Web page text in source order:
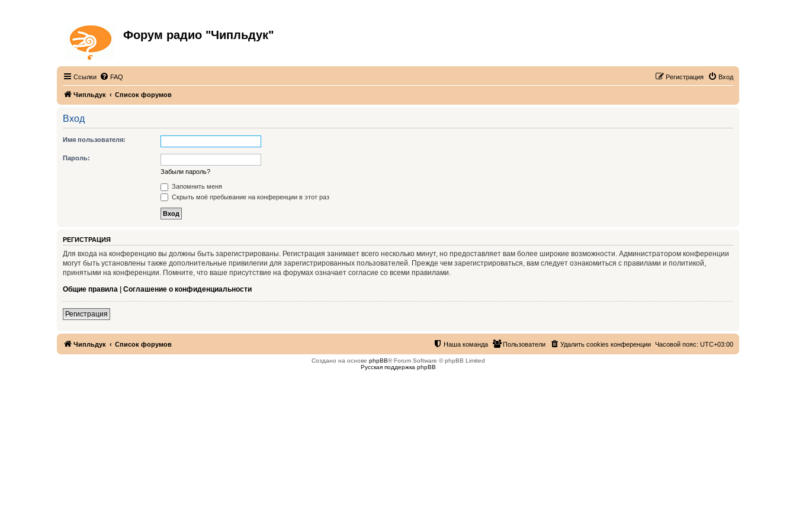
Форум радио "Чипльдук"
Ссылки FAQ Вход
Регистрация
Чипльдук Список форумов
Вход
Имя пользователя:
Пароль:
Забыли пароль?
Запомнить меня
Скрыть моё пребывание на конференции в этот раз
РЕГИСТРАЦИЯ
Для входа на конференцию вы должны быть зарегистрированы. Регистрация занимает всего несколько минут, но предоставляет вам более широкие возможности. Администратором конференции
могут быть установлены также дополнительные привилегии для зарегистрированных пользователей. Прежде чем зарегистрироваться, вам следует ознакомиться с правилами и политикой,
принятыми на конференции. Помните, что ваше присутствие на форумах означает согласие со всеми правилами.
Общие правила | Соглашение о конфиденциальности
Регистрация
Чипльдук Список форумов Часовой пояс: UTC+03:00
Удалить cookies конференции
Пользователи
Наша команда
Создано на основе phpBB® Forum Software © phpBB Limited
Русская поддержка phpBB